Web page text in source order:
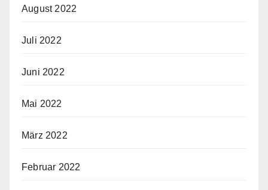
August 2022
Juli 2022
Juni 2022
Mai 2022
März 2022
Februar 2022